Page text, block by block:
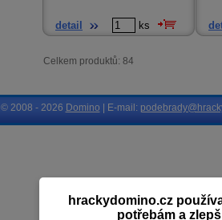
detail ks
Celkem produktů: 84
hrackydomino.cz
potřebám a
© 2008 - 2026 Domino | E-mail: